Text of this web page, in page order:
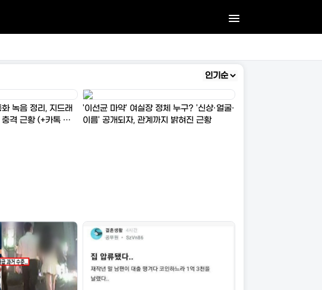
녹음 정리, 지드래
격 근황 (+카톡 사
'이선균 마약' 여실장 정체 누구? '신상·얼굴·
이름' 공개되자, 관계까지 밝혀진 근황